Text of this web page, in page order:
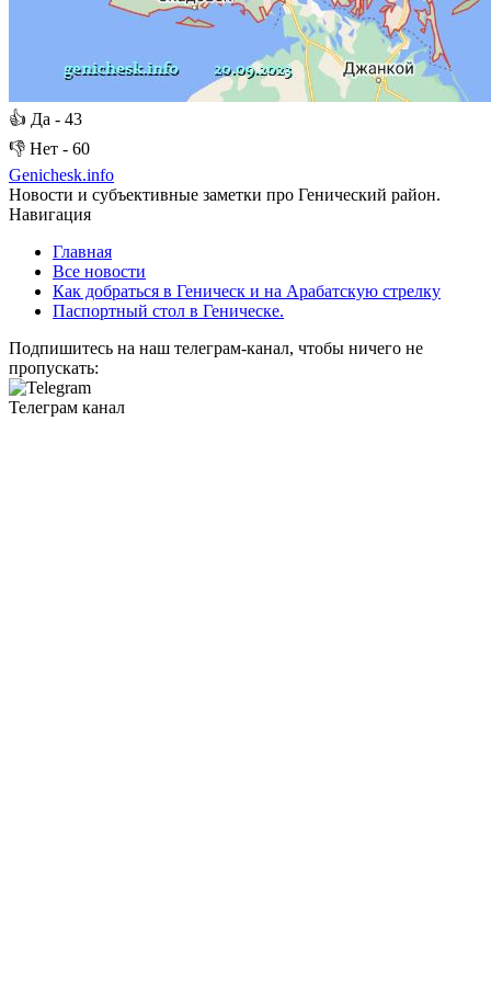
👍 Да - 43
👎 Нет - 60
Genichesk.info
Новости и субъективные заметки про Генический район.
Навигация
Главная
Все новости
Как добраться в Геническ и на Арабатскую стрелку
Паспортный стол в Геническе.
Подпишитесь на наш телеграм-канал, чтобы ничего не
пропускать:
Телеграм канал